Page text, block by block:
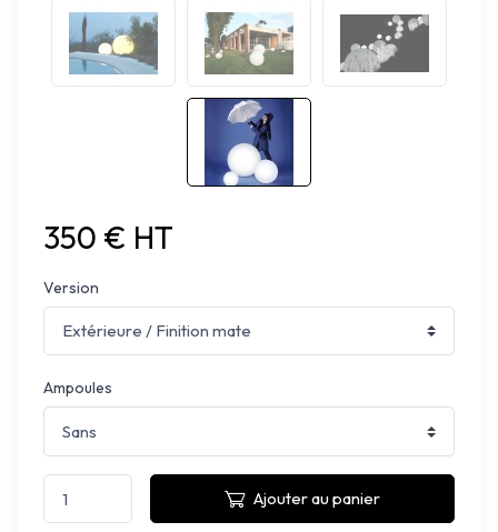
350 € HT
Version
Ampoules
Ajouter au panier